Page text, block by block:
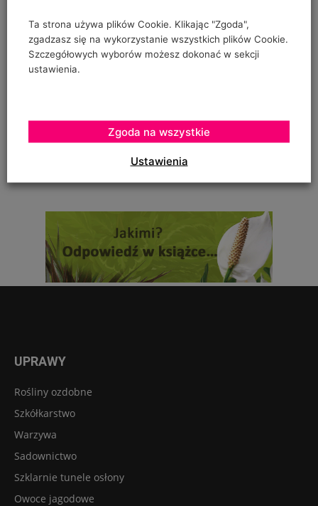
"prowadzenia" pomidorów w szklarence oraz
Urszula Hahajska
To zależy czy podczas uprawy robaczki które ją zjadały,
zostały otrute, czy skrzętnie zebrane i
UPRAWY
Rośliny ozdobne
Szkółkarstwo
Warzywa
Sadownictwo
Szklarnie tunele osłony
Owoce jagodowe
Ta strona używa plików Cookie. Klikając "Zgoda",
zgadzasz się na wykorzystanie wszystkich plików Cookie.
Szczegółowych wyborów możesz dokonać w sekcji
ustawienia.
Ustawienia
Zgoda na wszystkie